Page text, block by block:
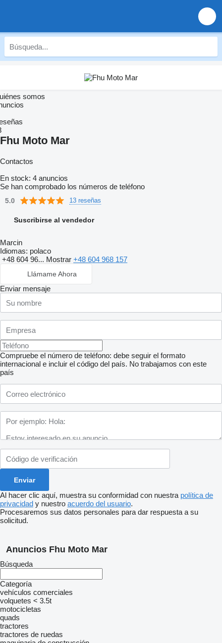
somos
Fhu Moto Mar
Contactos
En stock: 4 anuncios
Se han comprobado los números de teléfono
5.0 13 reseñas
Suscribirse al vendedor
Marcin
Idiomas: polaco
+48 604 96... Mostrar +48 604 968 157
Llámame Ahora
Enviar mensaje
Compruebe el número de teléfono: debe seguir el formato
internacional e incluir el código del país. No trabajamos con este
país
Al hacer clic aquí, muestra su conformidad con nuestra política de
privacidad y nuestro acuerdo del usuario.
Procesaremos sus datos personales para dar respuesta a su
solicitud.
Anuncios Fhu Moto Mar
Búsqueda
Categoría
vehículos comerciales
volquetes < 3.5t
motocicletas
quads
tractores
tractores de ruedas